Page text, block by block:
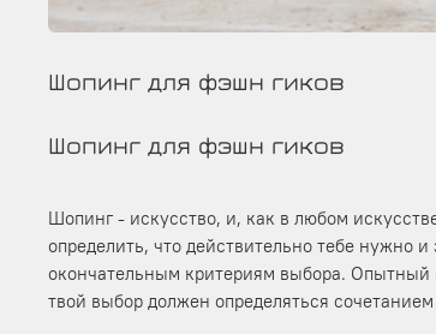
Шопинг для фэшн гиков
Шопинг для фэшн гиков
Шопинг - искусство, и, как в любом
определить, что действительно тебе нужно
окончательным критериям выбора. Опытный
твой выбор должен определяться